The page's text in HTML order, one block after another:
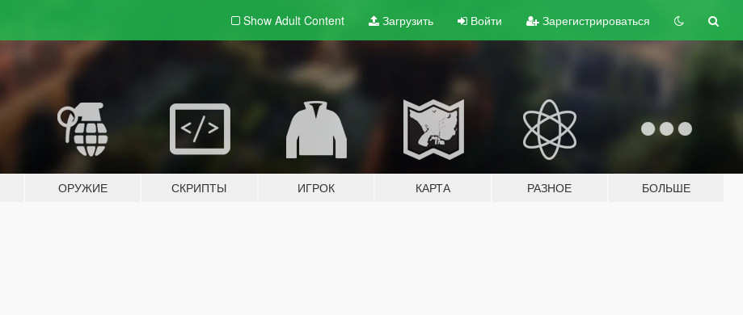
Show Adult Content Загрузить Войти Зарегистрироваться
ОРУЖИЕ СКРИПТЫ ИГРОК КАРТА РАЗНОЕ БОЛЬШЕ